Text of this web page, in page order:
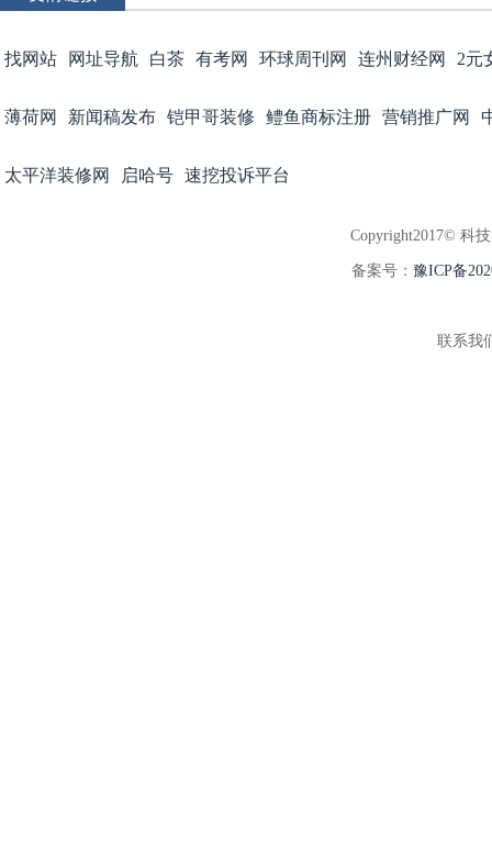
找网站 网址导航 白茶 有考网 环球周刊网 连州财经网 2元
薄荷网 新闻稿发布 铠甲哥装修 鳢鱼商标注册 营销推广网
太平洋装修网 启哈号 速挖投诉平台
Copyright2017© 科
备案号： 豫ICP备
联系我